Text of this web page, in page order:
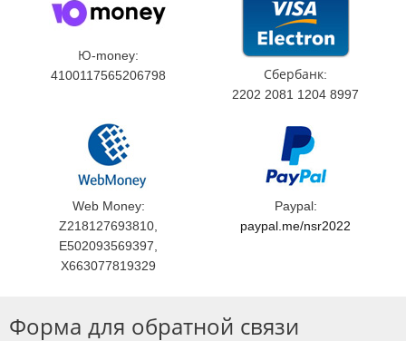
Ю-money:
4100117565206798
Сбербанк:
2202 2081 1204 8997
Web Money:
Z218127693810,
E502093569397,
X663077819329
Paypal:
paypal.me/nsr2022
Форма для обратной связи